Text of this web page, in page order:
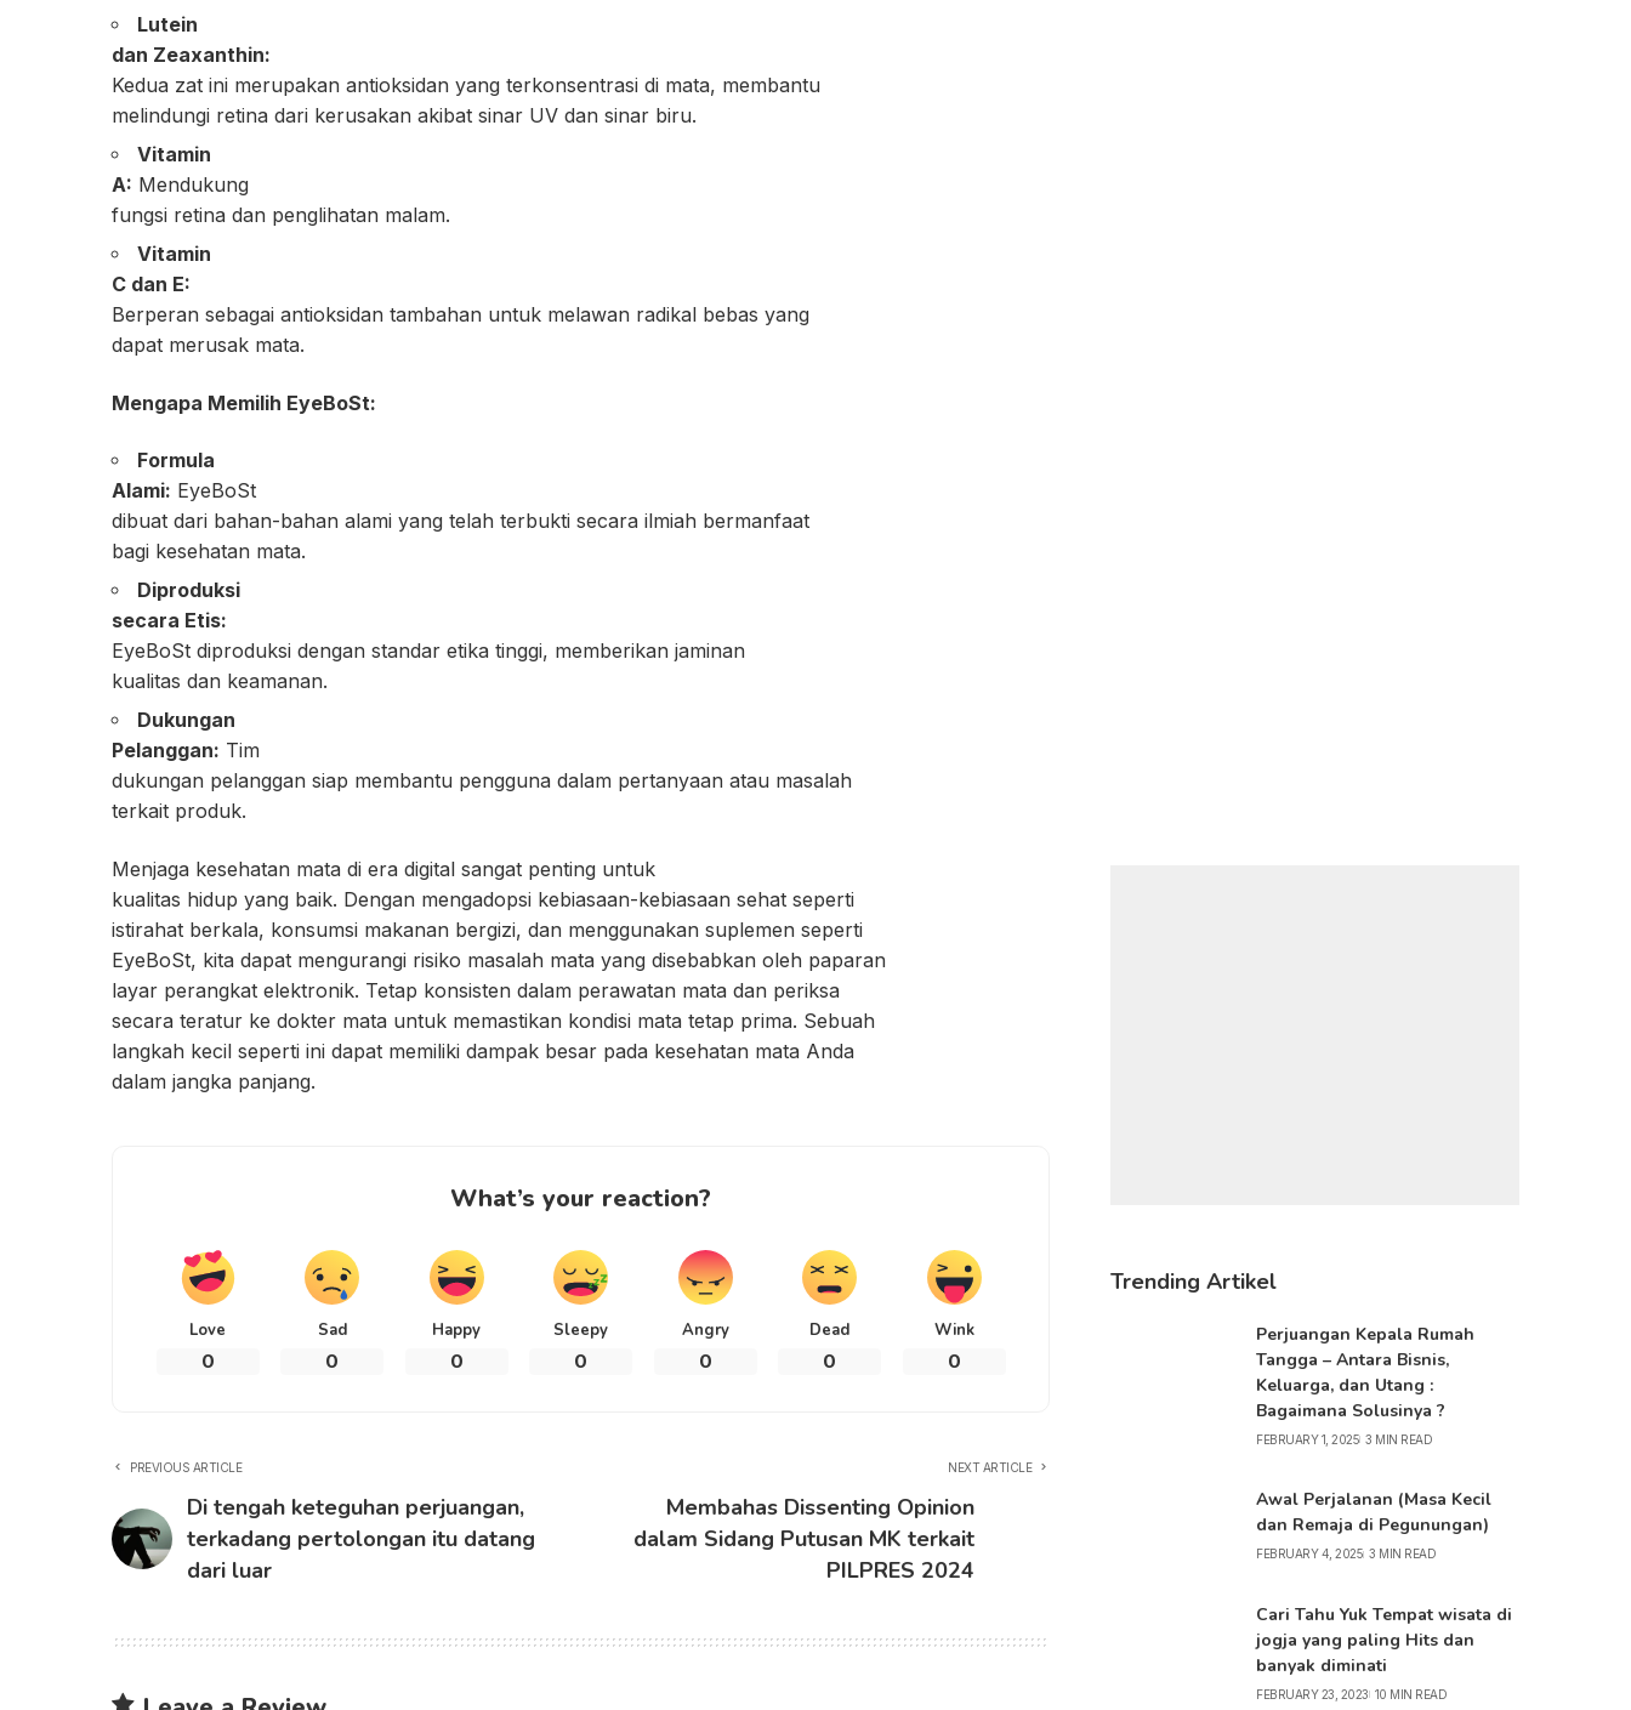
Lutein
dan Zeaxanthin:
Kedua zat ini merupakan antioksidan yang terkonsentrasi di mata, membantu
melindungi retina dari kerusakan akibat sinar UV dan sinar biru.
Vitamin
A: Mendukung
fungsi retina dan penglihatan malam.
Vitamin
C dan E:
Berperan sebagai antioksidan tambahan untuk melawan radikal bebas yang
dapat merusak mata.
Mengapa Memilih EyeBoSt:
Formula
Alami: EyeBoSt
dibuat dari bahan-bahan alami yang telah terbukti secara ilmiah bermanfaat
bagi kesehatan mata.
Diproduksi
secara Etis:
EyeBoSt diproduksi dengan standar etika tinggi, memberikan jaminan
kualitas dan keamanan.
Dukungan
Pelanggan: Tim
dukungan pelanggan siap membantu pengguna dalam pertanyaan atau masalah
terkait produk.
Menjaga kesehatan mata di era digital sangat penting untuk
kualitas hidup yang baik. Dengan mengadopsi kebiasaan-kebiasaan sehat seperti
istirahat berkala, konsumsi makanan bergizi, dan menggunakan suplemen seperti
EyeBoSt, kita dapat mengurangi risiko masalah mata yang disebabkan oleh paparan
layar perangkat elektronik. Tetap konsisten dalam perawatan mata dan periksa
secara teratur ke dokter mata untuk memastikan kondisi mata tetap prima. Sebuah
langkah kecil seperti ini dapat memiliki dampak besar pada kesehatan mata Anda
dalam jangka panjang.
What’s your reaction?
Love
0
Sad
0
Happy
0
Sleepy
0
Angry
0
Dead
0
Wink
0
PREVIOUS ARTICLE
Di tengah keteguhan perjuangan,
terkadang pertolongan itu datang
dari luar
NEXT ARTICLE
Membahas Dissenting Opinion
dalam Sidang Putusan MK terkait
PILPRES 2024
Trending Artikel
Perjuangan Kepala Rumah
Tangga – Antara Bisnis,
Keluarga, dan Utang :
Bagaimana Solusinya ?
FEBRUARY 1, 2025 3 MIN READ
Awal Perjalanan (Masa Kecil
dan Remaja di Pegunungan)
FEBRUARY 4, 2025 3 MIN READ
Cari Tahu Yuk Tempat wisata di
jogja yang paling Hits dan
banyak diminati
FEBRUARY 23, 2023 10 MIN READ